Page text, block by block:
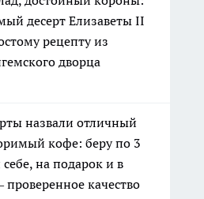
десерт Елизаветы II
рецепту из
дворца
назвали отличный
кофе: беру по 3
на подарок и в
проверенное качество